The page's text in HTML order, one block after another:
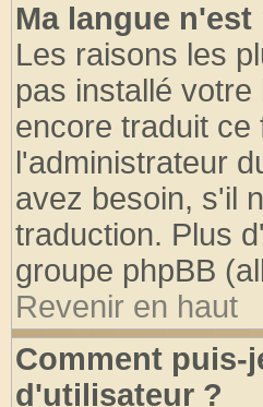
Ma langue
Les raisons les
pas installé
encore traduit
l'administrateur
avez besoin, s'il
traduction. Plus
groupe phpBB
Revenir en haut
Comment puis-
d'utilisateur ?